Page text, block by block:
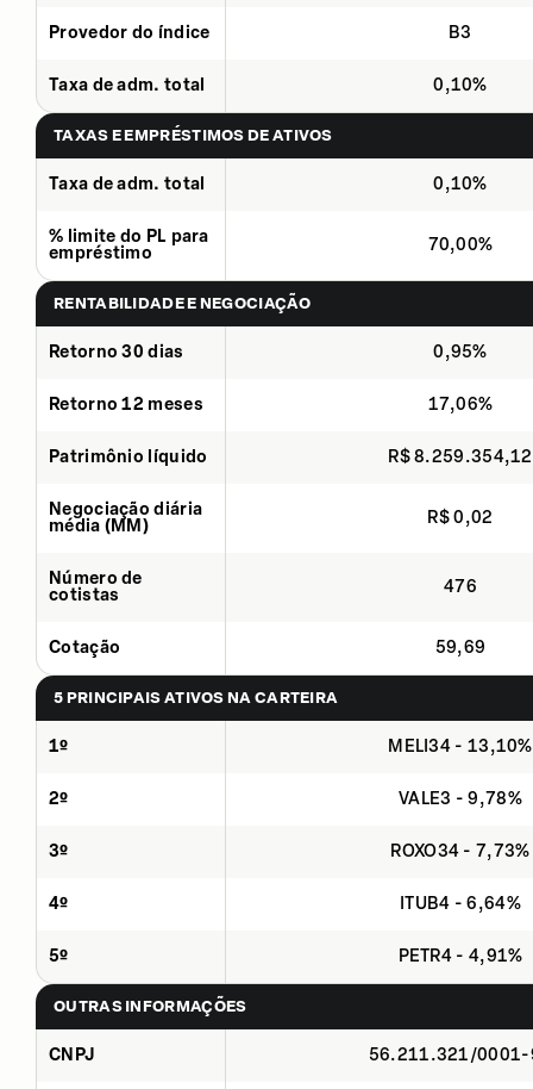
Provedor do índice B3
Taxa de adm. total 0,10%
TAXAS E EMPRÉSTIMOS DE ATIVOS
Taxa de adm. total 0,10%
% limite do PL para
empréstimo
70,00%
RENTABILIDADE E NEGOCIAÇÃO
Retorno 30 dias 0,95%
Retorno 12 meses 17,06%
Patrimônio líquido R$ 8.259.354,12
Negociação diária
média (MM)
R$ 0,02
Número de
cotistas
476
Cotação 59,69
5 PRINCIPAIS ATIVOS NA CARTEIRA
1º MELI34 - 13,10%
2º VALE3 - 9,78%
3º ROXO34 - 7,73%
4º ITUB4 - 6,64%
5º PETR4 - 4,91%
OUTRAS INFORMAÇÕES
CNPJ 56.211.321/